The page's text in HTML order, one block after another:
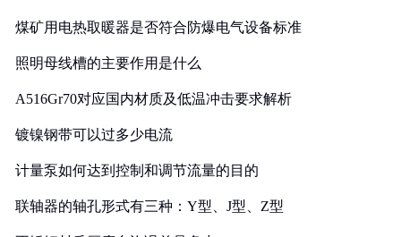
煤矿用电热取暖器是否符合防爆电气设备标准
照明母线槽的主要作用是什么
A516Gr70对应国内材质及低温冲击要求解析
镀镍钢带可以过多少电流
计量泵如何达到控制和调节流量的目的
联轴器的轴孔形式有三种：Y型、J型、Z型